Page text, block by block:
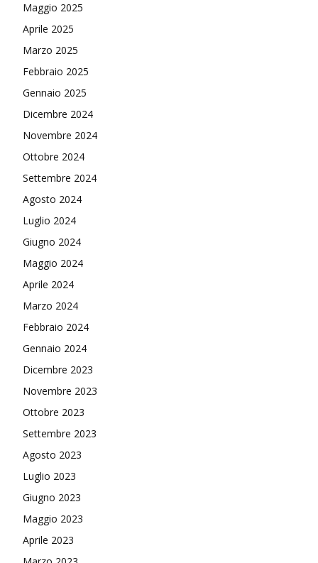
Maggio 2025
Aprile 2025
Marzo 2025
Febbraio 2025
Gennaio 2025
Dicembre 2024
Novembre 2024
Ottobre 2024
Settembre 2024
Agosto 2024
Luglio 2024
Giugno 2024
Maggio 2024
Aprile 2024
Marzo 2024
Febbraio 2024
Gennaio 2024
Dicembre 2023
Novembre 2023
Ottobre 2023
Settembre 2023
Agosto 2023
Luglio 2023
Giugno 2023
Maggio 2023
Aprile 2023